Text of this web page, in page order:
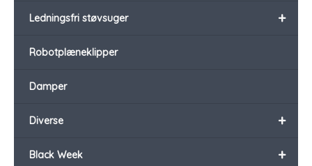
+
Ledningsfri støvsuger
Robotplæneklipper
Damper
+
Diverse
+
Black Week